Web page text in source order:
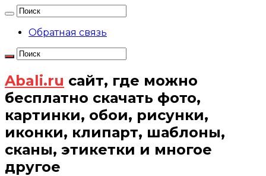
Обратная связь
Abali.ru сайт, где можно
бесплатно скачать фото,
картинки, обои, рисунки,
иконки, клипарт, шаблоны,
сканы, этикетки и многое
другое